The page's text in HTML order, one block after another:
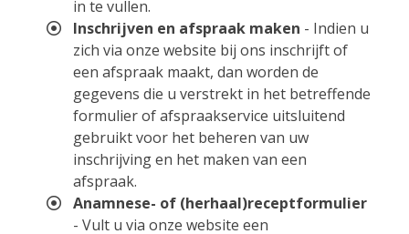
in te vullen.
Inschrijven en afspraak maken - Indien u
zich via onze website bij ons inschrijft of
een afspraak maakt, dan worden de
gegevens die u verstrekt in het betreffende
formulier of afspraakservice uitsluitend
gebruikt voor het beheren van uw
inschrijving en het maken van een
afspraak.
Anamnese- of (herhaal)receptformulier
- Vult u via onze website een